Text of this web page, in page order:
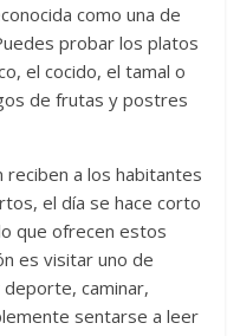
como una de
probar los platos
el cocido, el tamal o
de frutas y postres
reciben a los habitantes
el día se hace corto
que ofrecen estos
es visitar uno de
deporte, caminar,
sentarse a leer